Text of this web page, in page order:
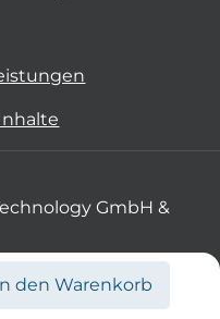
den Warenkorb
GmbH &